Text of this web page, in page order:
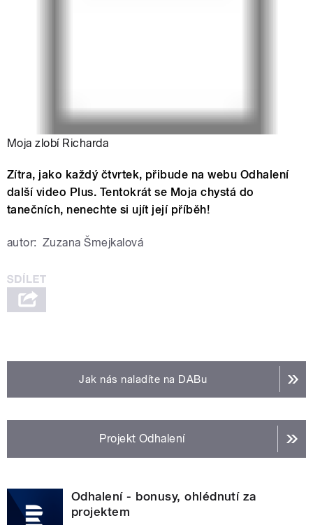
Moja zlobí Richarda
Zítra, jako každý čtvrtek, přibude na webu Odhalení
další video Plus. Tentokrát se Moja chystá do
tanečních, nenechte si ujít její příběh!
autor: Zuzana Šmejkalová
Jak nás naladíte na DABu
Projekt Odhalení
Odhalení - bonusy, ohlédnutí za
projektem